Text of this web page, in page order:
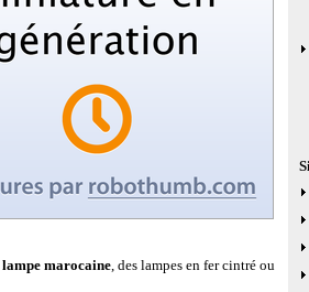
lampe marocaine, des lampes en fer cintré ou